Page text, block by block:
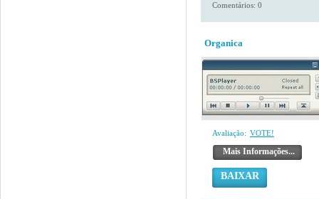
Comentários: 0
Organica
Avaliação: VOTE!
Mais Informações...
BAIXAR